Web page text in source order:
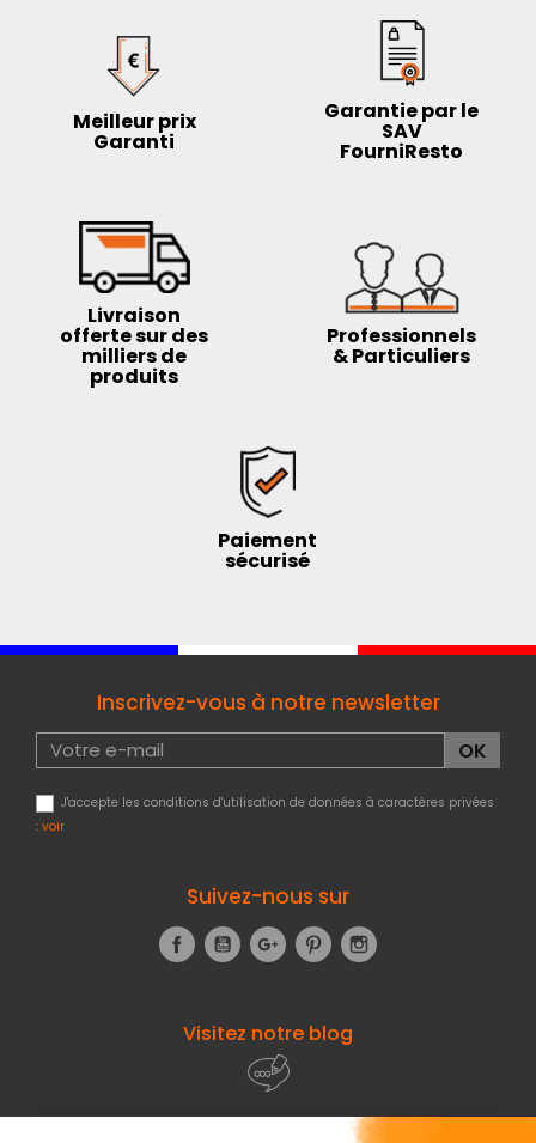
Meilleur prix
Garanti
Garantie par le
SAV
FourniResto
Livraison
offerte sur des
milliers de
produits
Professionnels
& Particuliers
Paiement
sécurisé
Inscrivez-vous à notre newsletter
J'accepte les conditions d'utilisation de données à caractères privées
: voir
Suivez-nous sur
FacebookYouTubeGoogle+Pinterest
Visitez notre blog